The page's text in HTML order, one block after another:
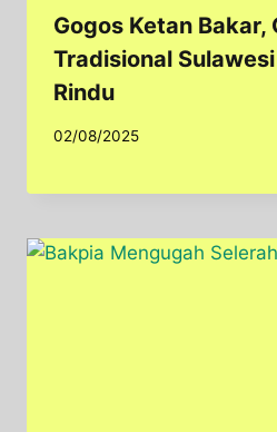
Gogos Ketan Bakar,
Tradisional
Rindu
02/08/2025